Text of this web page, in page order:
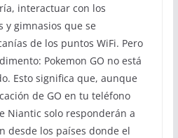
interactuar con los
y gimnasios que se
de los puntos WiFi. Pero
Pokemon GO no está
Esto significa que, aunque
de GO en tu teléfono
Niantic solo responderán a
desde los países donde el